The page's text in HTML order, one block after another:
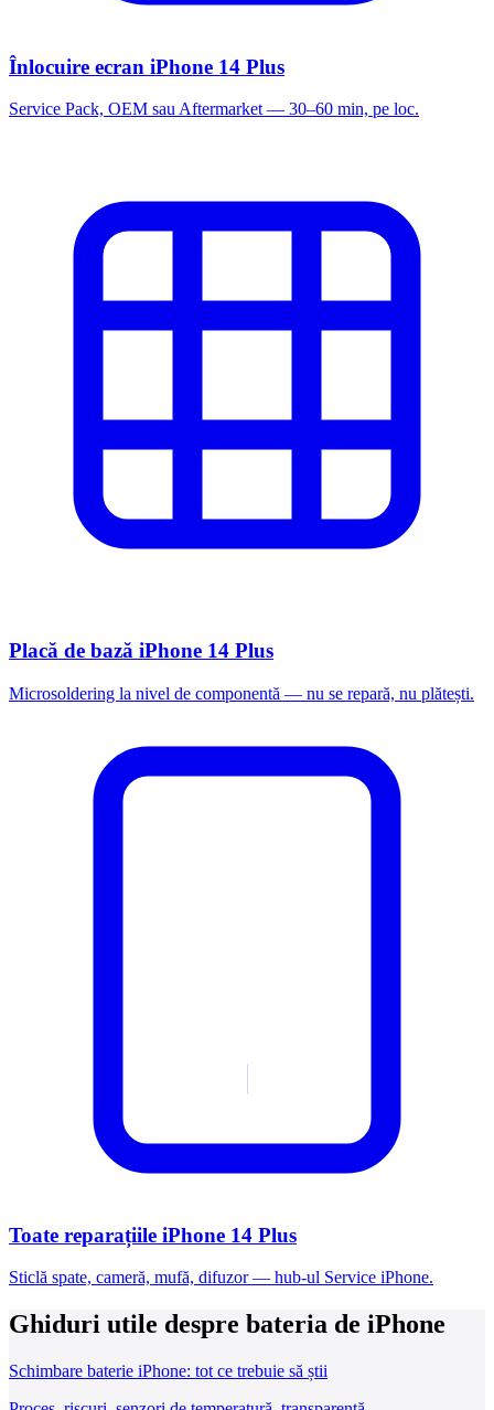
Înlocuire ecran iPhone 14 Plus
Service Pack, OEM sau Aftermarket — 30–60 min, pe loc.
Placă de bază iPhone 14 Plus
Microsoldering la nivel de componentă — nu se repară, nu plătești.
Toate reparațiile iPhone 14 Plus
Sticlă spate, cameră, mufă, difuzor — hub-ul Service iPhone.
Ghiduri utile despre bateria de iPhone
Schimbare baterie iPhone: tot ce trebuie să știi